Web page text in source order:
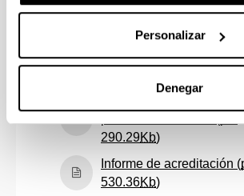
Personalizar
Denegar
433.64Kb)(Abre una
Autoinforme de
(curso 2024/25) (pdf
290.29Kb)(Abre una
Informe de acreditación (
530.36Kb)(Abre una